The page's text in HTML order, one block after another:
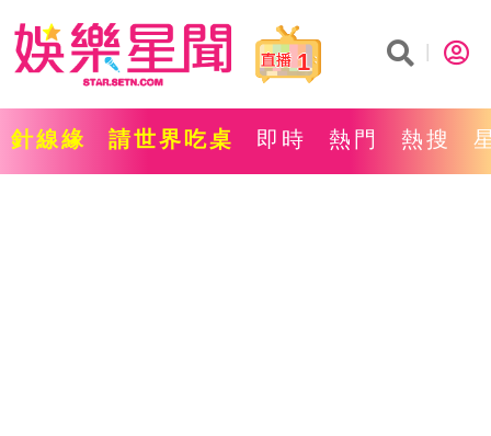
1
針線緣 請世界吃桌 即時 熱門 熱搜